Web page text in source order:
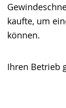
kaufte, um
können.
Ihren Betrieb